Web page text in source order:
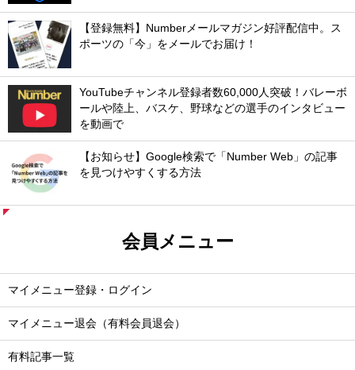
【登録無料】Numberメールマガジン好評配信中。ス
ポーツの「今」をメールでお届け！
YouTubeチャンネル登録者数60,000人突破！バレーボ
ールや陸上、バスケ、野球などの選手のインタビュー
を動画で
【お知らせ】Google検索で「Number Web」の記事
を見つけやすくする方法
会員メニュー
マイメニュー登録・ログイン
マイメニュー退会（有料会員退会）
有料記事一覧